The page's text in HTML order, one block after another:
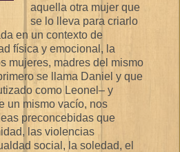
aquella otra mujer que
se lo lleva para criarlo
en un contexto de
física y emocional, la
mujeres, madres del mismo
se llama Daniel y que
como Leonel– y
un mismo vacío, nos
precon­cebidas que
las violencias
social, la soledad, el